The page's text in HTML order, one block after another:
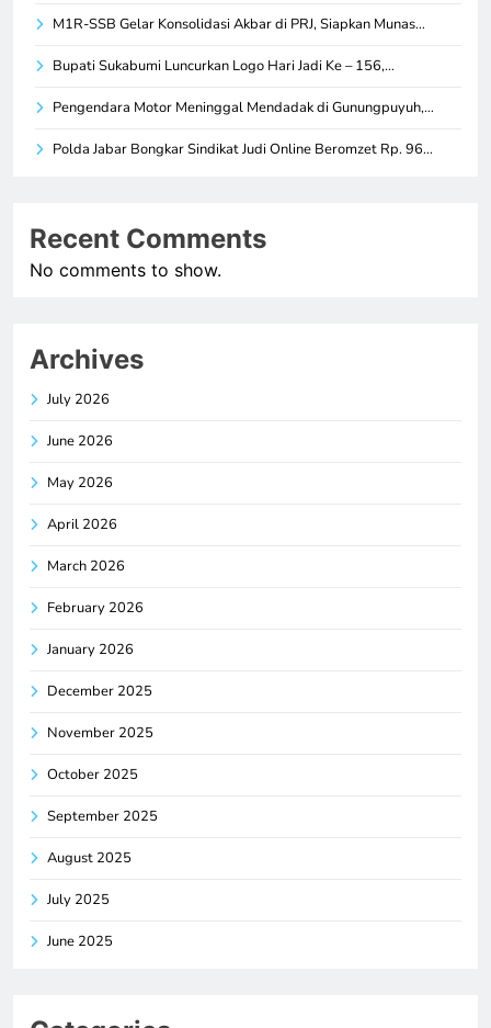
M1R-SSB Gelar Konsolidasi Akbar di PRJ, Siapkan Munas…
Bupati Sukabumi Luncurkan Logo Hari Jadi Ke – 156,…
Pengendara Motor Meninggal Mendadak di Gunungpuyuh,…
Polda Jabar Bongkar Sindikat Judi Online Beromzet Rp. 96…
Recent Comments
No comments to show.
Archives
July 2026
June 2026
May 2026
April 2026
March 2026
February 2026
January 2026
December 2025
November 2025
October 2025
September 2025
August 2025
July 2025
June 2025